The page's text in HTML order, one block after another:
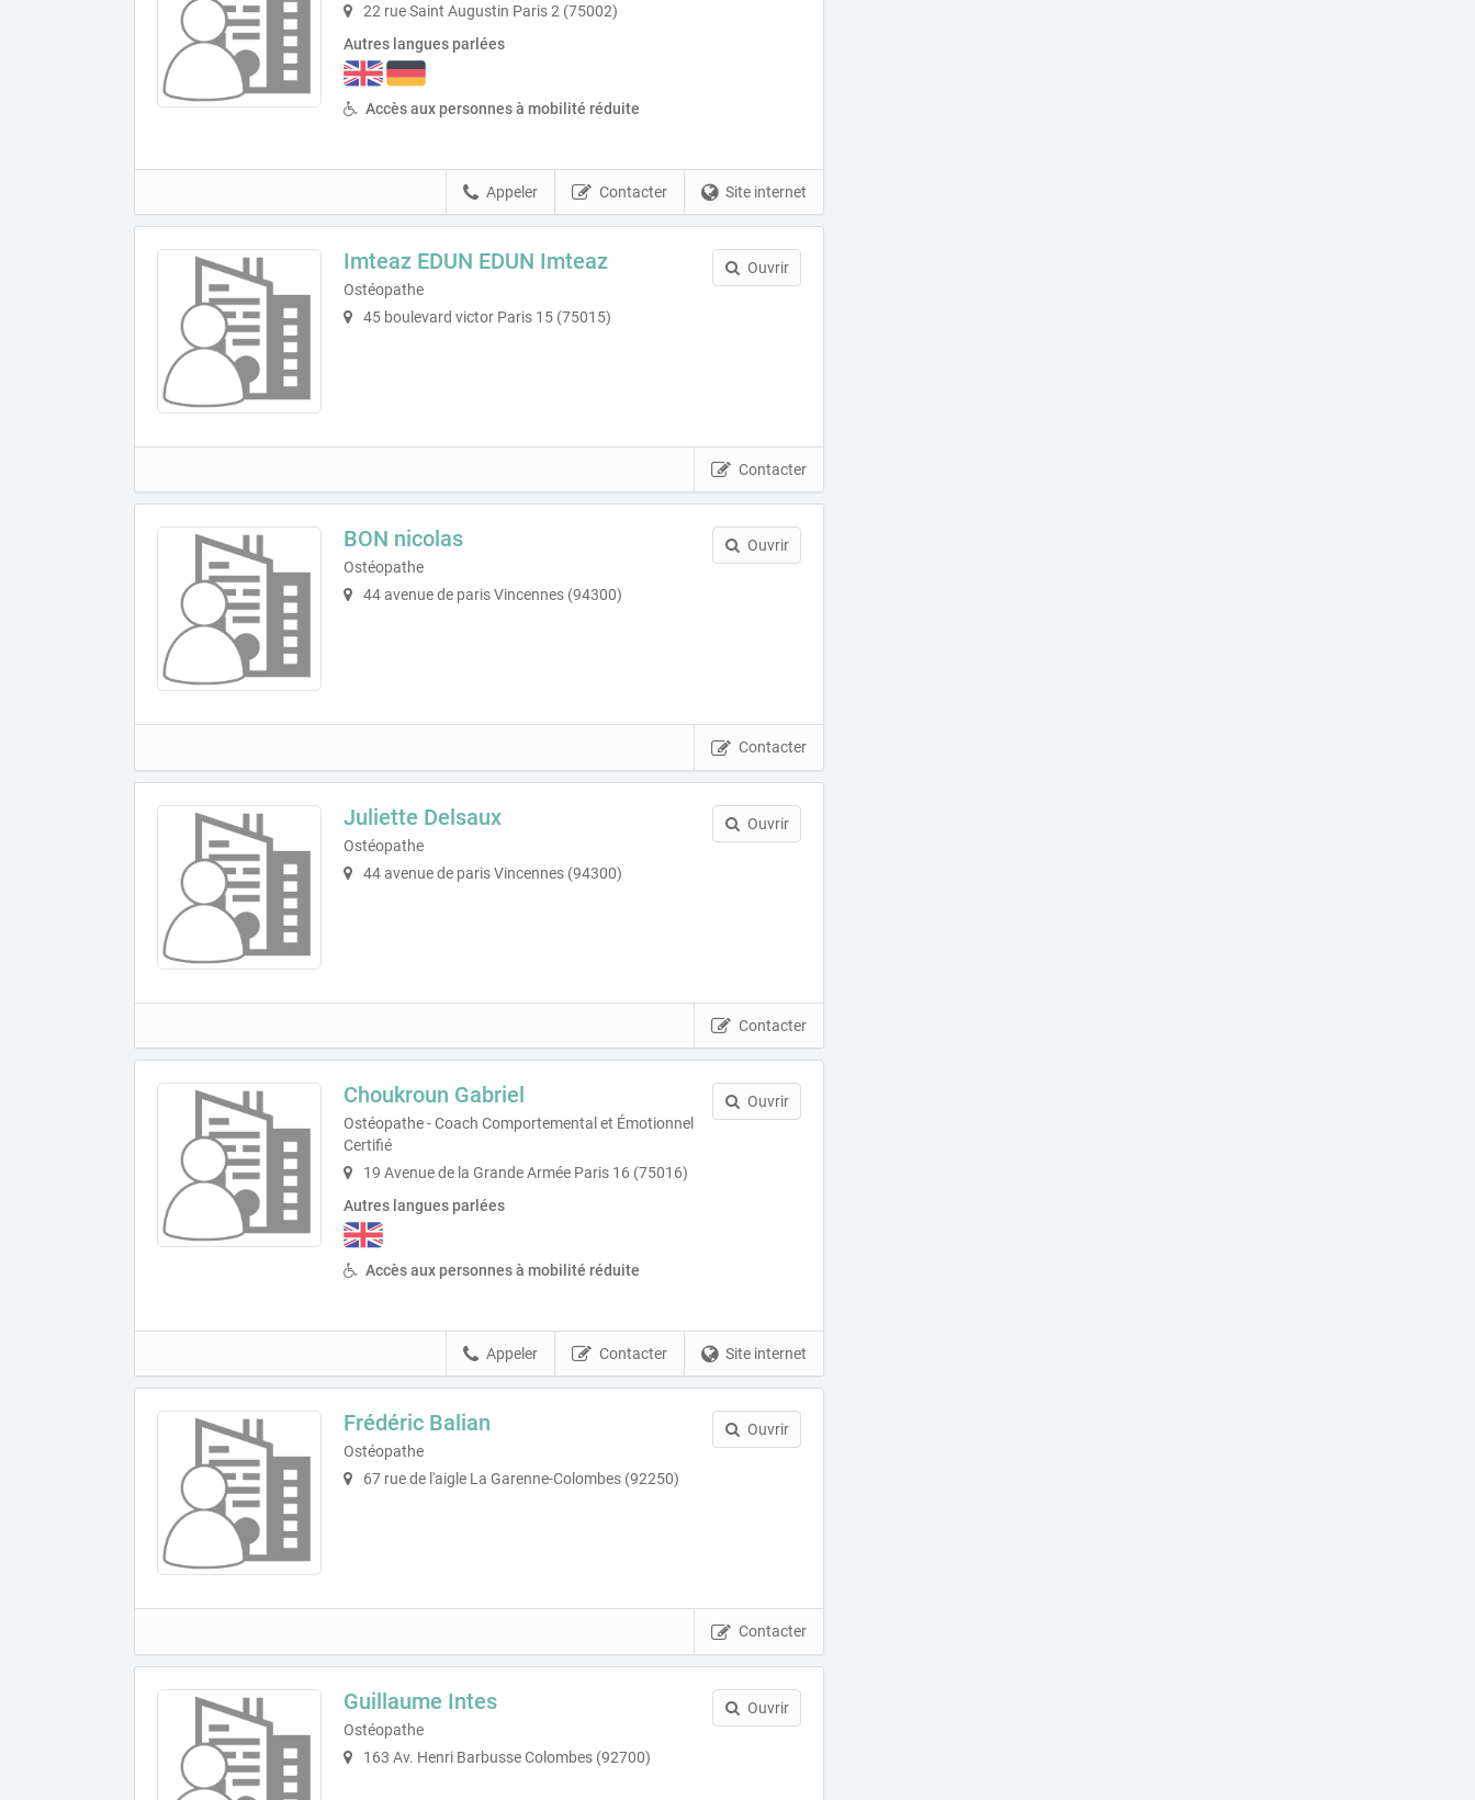
22 rue Saint Augustin Paris 2 (75002)
Autres langues parlées
Accès aux personnes à mobilité réduite
Site internet
Contacter
Appeler
Imteaz EDUN EDUN Imteaz
Ostéopathe
45 boulevard victor Paris 15 (75015)
Ouvrir
Contacter
BON nicolas
Ostéopathe
44 avenue de paris Vincennes (94300)
Ouvrir
Contacter
Juliette Delsaux
Ostéopathe
44 avenue de paris Vincennes (94300)
Ouvrir
Contacter
Choukroun Gabriel
Ostéopathe - Coach Comportemental et Émotionnel
Certifié
19 Avenue de la Grande Armée Paris 16 (75016)
Autres langues parlées
Accès aux personnes à mobilité réduite
Ouvrir
Site internet
Contacter
Appeler
Frédéric Balian
Ostéopathe
67 rue de l'aigle La Garenne-Colombes (92250)
Ouvrir
Contacter
Guillaume Intes
Ostéopathe
163 Av. Henri Barbusse Colombes (92700)
Ouvrir